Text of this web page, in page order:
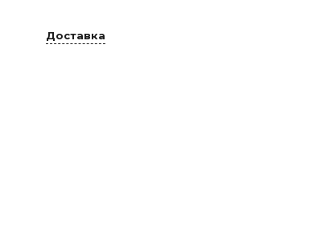
Доставка